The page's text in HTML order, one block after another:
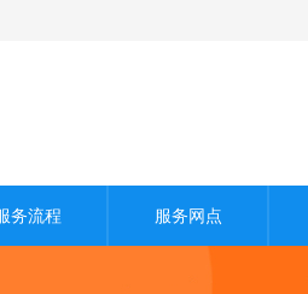
务流程 服务网点